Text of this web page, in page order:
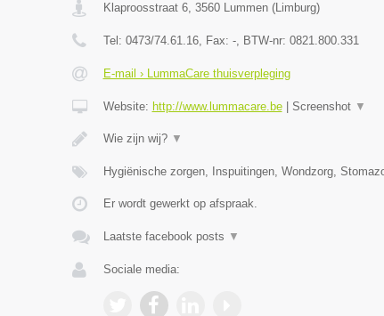
Klaproosstraat 6, 3560 Lummen(Limburg)
Tel: 0473/74.61.16, Fax: -, BTW-nr: 0821.800.331
E-mail › LummaCare thuisverpleging
Website: http://www.lummacare.be| Screenshot ▼
Wie zijn wij? ▼
Hygiënische zorgen, Inspuitingen, Wondzorg,
Er wordt gewerkt op afspraak.
Laatste facebook posts ▼
Sociale media: